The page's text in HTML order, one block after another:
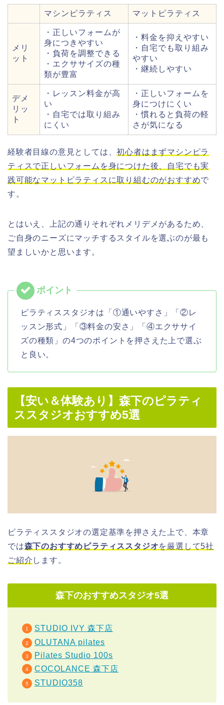
マシンピラティス マットピラティス
メリ
ット
・正しいフォームが
身につきやすい
・負荷を調整できる
・エクササイズの種
類が豊富
・料金を抑えやすい
・自宅でも取り組み
やすい
・継続しやすい
デメ
リッ
ト
・レッスン料金が高
い
・自宅では取り組み
にくい
・正しいフォームを
身につけにくい
・慣れると負荷の軽
さが気になる
経験者目線の意見としては、初心者はまずマシンピラ
ティスで正しいフォームを身につけた後、自宅でも実
践可能なマットピラティスに取り組むのがおすすめで
す。
とはいえ、上記の通りそれぞれメリデメがあるため、
ご自身のニーズにマッチするスタイルを選ぶのが最も
望ましいかと思います。
ピラティススタジオは「①通いやすさ」「②レ
ッスン形式」「③料金の安さ」「④エクササイ
ズの種類」の4つのポイントを押さえた上で選ぶ
と良い。
【安い＆体験あり】森下のピラティ
ススタジオおすすめ5選
ピラティススタジオの選定基準を押さえた上で、本章
では森下のおすすめピラティススタジオを厳選して5社
ご紹介 します。
森下のおすすめスタジオ5選
STUDIO IVY 森下店
OLUTANA pilates
Pilates Studio 100s
COCOLANCE 森下店
STUDIO358